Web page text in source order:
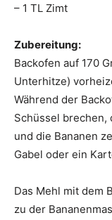
– 1 TL Zimt
Zubereitung:
Backofen auf 170
Unterhitze)
Während der
Schüssel brechen,
und die Bananen
Gabel oder ein
Das Mehl mit dem
zu der